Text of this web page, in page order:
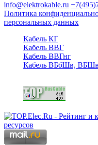
info@elektrokable.ru
Политика
персональных данных
Кабель КГ
Кабель ВВГ
Кабель ВВГнг
Кабель ВБбШв, ВБШв